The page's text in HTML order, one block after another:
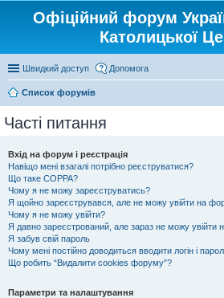
Офіційний форум
Католицької
Швидкий доступ Допомога
Список форумів
Часті питання
Вхід на форум і реєстрація
Навіщо мені взагалі потрібно реєструватися?
Що таке COPPA?
Чому я не можу зареєструватись?
Я щойно зареєструвався, але не можу увійти на
Чому я не можу увійти?
Я давно зареєстрований, але зараз не можу увійти
Я забув свій пароль
Чому мені постійно доводиться вводити логін і
Що робить “Видалити cookies форуму”?
Параметри та налаштування